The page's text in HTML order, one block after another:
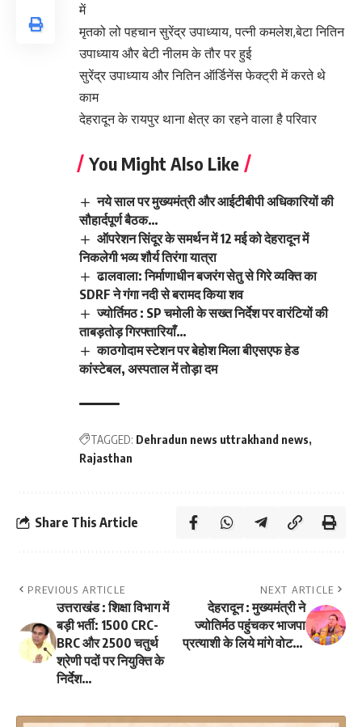
में
मृतको लो पहचान सुरेंद्र उपाध्याय, पत्नी कमलेश,बेटा नितिन
उपाध्याय और बेटी नीलम के तौर पर हुई
सुरेंद्र उपाध्याय और नितिन ऑर्डिनेंस फेक्ट्री में करते थे
काम
देहरादून के रायपुर थाना क्षेत्र का रहने वाला है परिवार
You Might Also Like
नये साल पर मुख्यमंत्री और आईटीबीपी अधिकारियों की
सौहार्दपूर्ण बैठक…
ऑपरेशन सिंदूर के समर्थन में 12 मई को देहरादून में
निकलेगी भव्य शौर्य तिरंगा यात्रा
ढालवाला: निर्माणाधीन बजरंग सेतु से गिरे व्यक्ति का
SDRF ने गंगा नदी से बरामद किया शव
ज्योर्तिमठ : SP चमोली के सख्त निर्देश पर वारंटियों की
ताबड़तोड़ गिरफ्तारियाँ…
काठगोदाम स्टेशन पर बेहोश मिला बीएसएफ हेड
कांस्टेबल, अस्पताल में तोड़ा दम
TAGGED: Dehradun news uttrakhand news
Rajasthan
Share This Article
PREVIOUS ARTICLE
उत्तराखंड : शिक्षा विभाग में
बड़ी भर्ती: 1500 CRC-
BRC और 2500 चतुर्थ
श्रेणी पदों पर नियुक्ति के
निर्देश…
NEXT ARTICLE
देहरादून : मुख्यमंत्री ने
ज्योतिर्मठ पहुंचकर भाजपा
प्रत्याशी के लिये मांगे वोट…